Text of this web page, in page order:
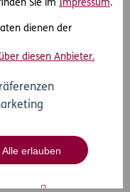
Sie im Impressum.
dienen der
diesen Anbieter.
Alle erlauben